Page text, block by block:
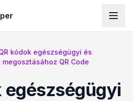
kódok egészségügyi és
QR Code
egészségügyi